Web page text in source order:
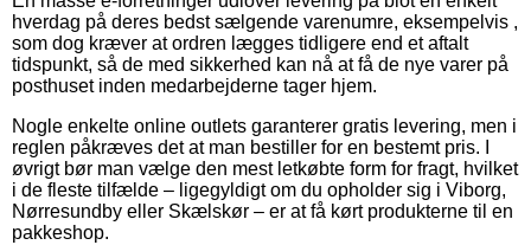
hverdag på deres bedst sælgende varenumre, eksempelvis ,
som dog kræver at ordren lægges tidligere end et aftalt
tidspunkt, så de med sikkerhed kan nå at få de nye varer på
posthuset inden medarbejderne tager hjem.
Nogle enkelte online outlets garanterer gratis levering, men i
reglen påkræves det at man bestiller for en bestemt pris. I
øvrigt bør man vælge den mest letkøbte form for fragt, hvilket
i de fleste tilfælde – ligegyldigt om du opholder sig i Viborg,
Nørresundby eller Skælskør – er at få kørt produkterne til en
pakkeshop.